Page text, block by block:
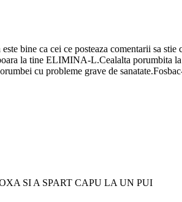
bine ca cei ce posteaza comentarii sa
la tine ELIMINA-L.Cealalta
cu probleme grave de
SI A SPART CAPU LA UN PUI